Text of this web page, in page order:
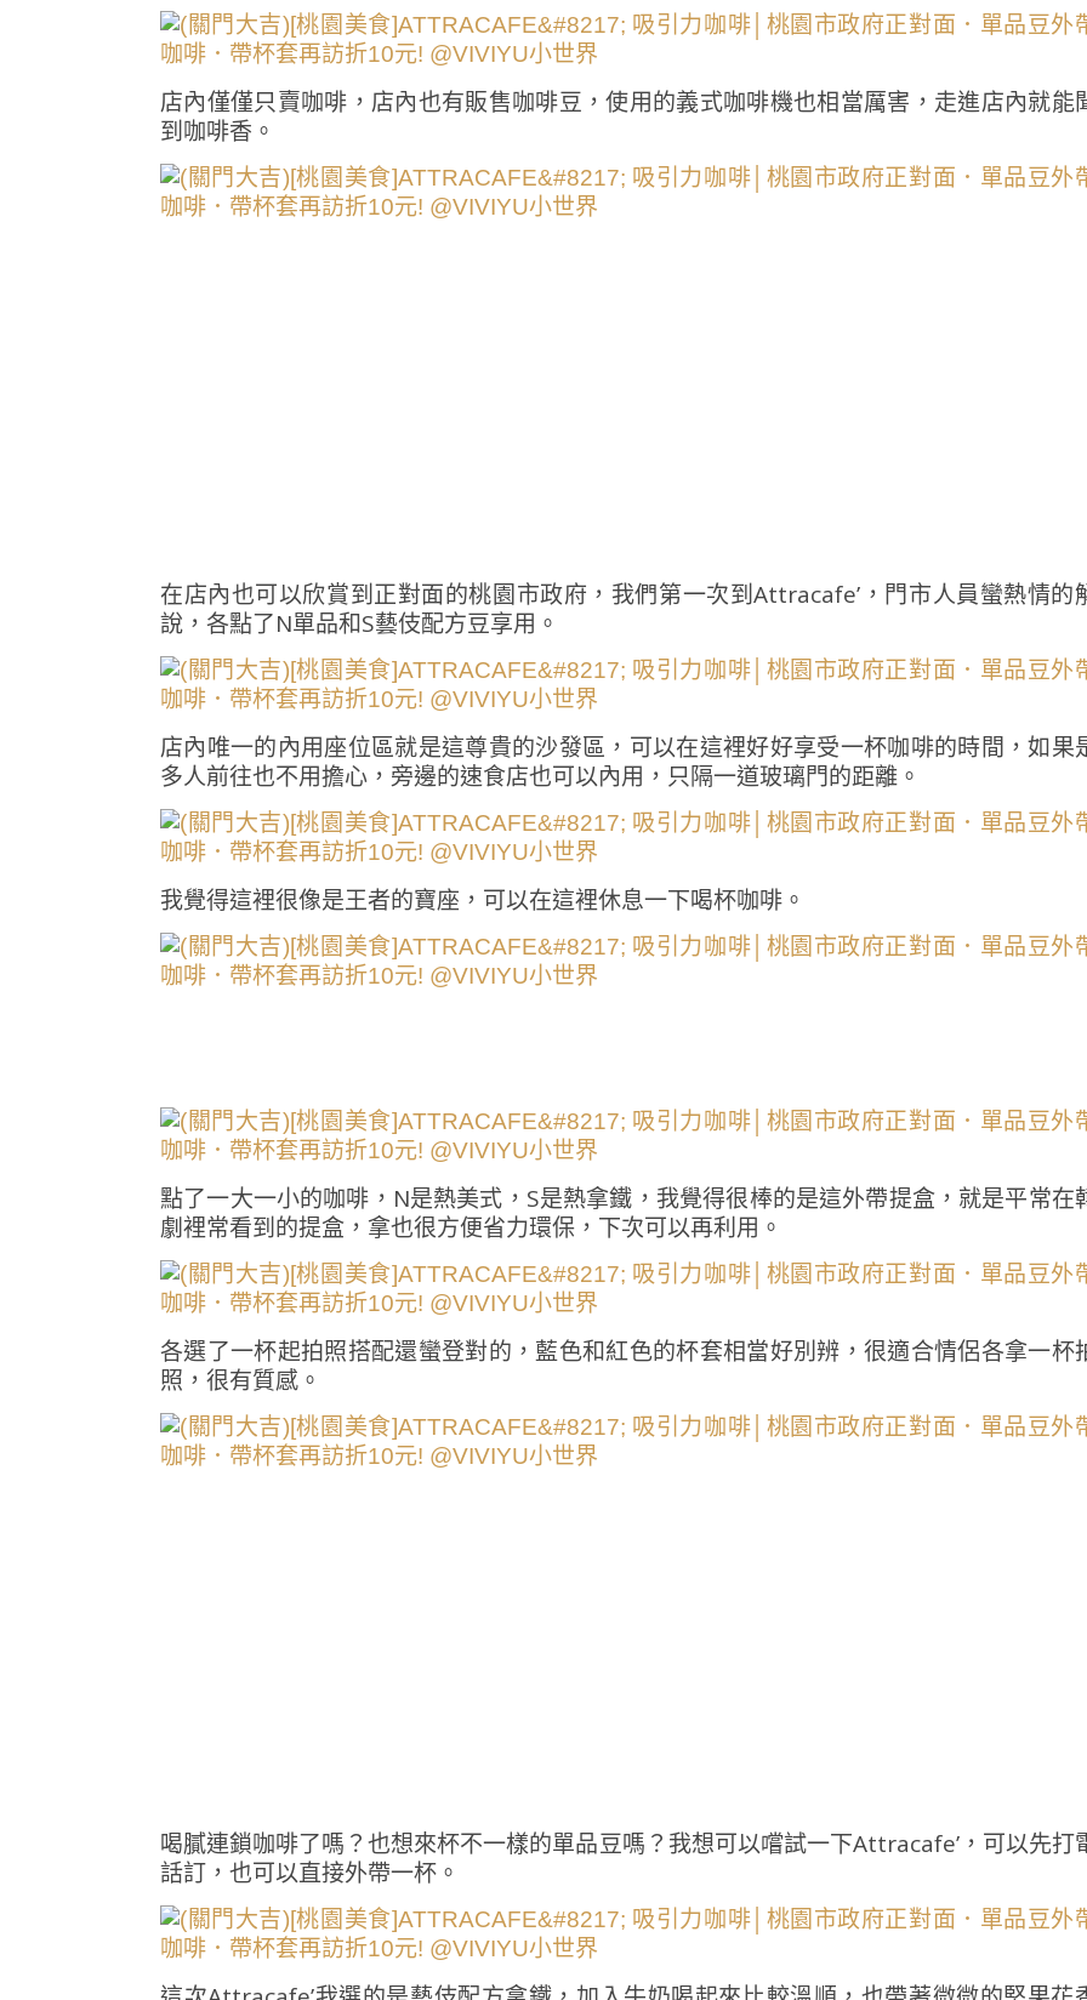
店內僅僅只賣咖啡，店內也有販售咖啡豆，使用的義式咖啡機也相當厲害，走進店內就能
到咖啡香。
在店內也可以欣賞到正對面的桃園市政府，我們第一次到Attracafe’，門市人員蠻熱情的
說，各點了N單品和S藝伎配方豆享用。
店內唯一的內用座位區就是這尊貴的沙發區，可以在這裡好好享受一杯咖啡的時間，如果
多人前往也不用擔心，旁邊的速食店也可以內用，只隔一道玻璃門的距離。
我覺得這裡很像是王者的寶座，可以在這裡休息一下喝杯咖啡。
點了一大一小的咖啡，N是熱美式，S是熱拿鐵，我覺得很棒的是這外帶提盒，就是平常在
劇裡常看到的提盒，拿也很方便省力環保，下次可以再利用。
各選了一杯起拍照搭配還蠻登對的，藍色和紅色的杯套相當好別辨，很適合情侶各拿一杯
照，很有質感。
喝膩連鎖咖啡了嗎？也想來杯不一樣的單品豆嗎？我想可以嚐試一下Attracafe’，可以先打
話訂，也可以直接外帶一杯。